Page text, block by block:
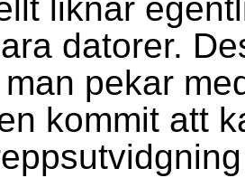
liknar
datorer.
pekar
kommit att